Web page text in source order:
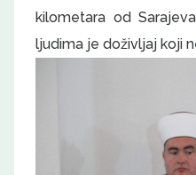
kilometara od
ljudima je doživljaj koji